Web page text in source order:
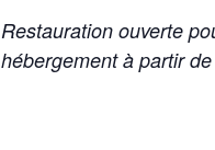
Restauration ouverte
hébergement à partir